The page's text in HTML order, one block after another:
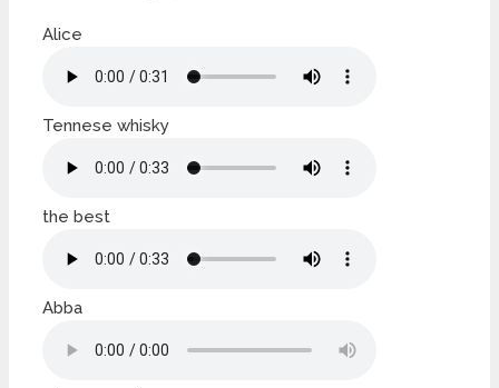
Alice
Tennese whisky
the best
Abba